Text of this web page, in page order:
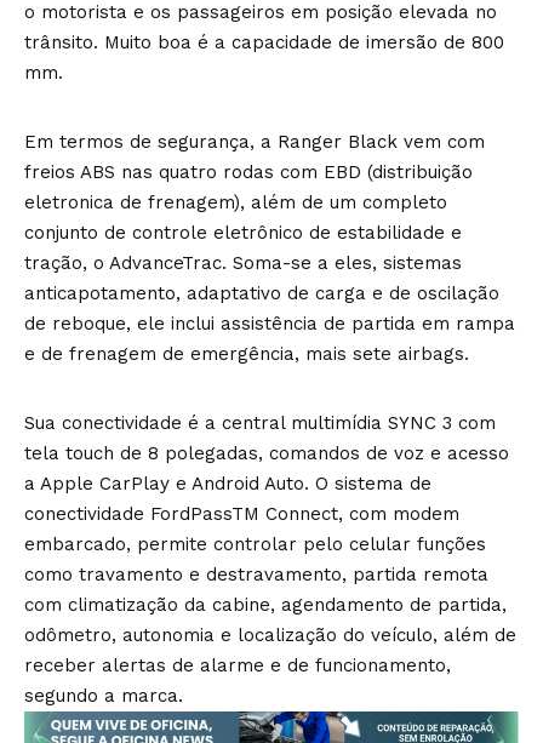
o motorista e os passageiros em posição elevada no
trânsito. Muito boa é a capacidade de imersão de 800
mm.
Em termos de segurança, a Ranger Black vem com
freios ABS nas quatro rodas com EBD (distribuição
eletronica de frenagem), além de um completo
conjunto de controle eletrônico de estabilidade e
tração, o AdvanceTrac. Soma-se a eles, sistemas
anticapotamento, adaptativo de carga e de oscilação
de reboque, ele inclui assistência de partida em rampa
e de frenagem de emergência, mais sete airbags.
Sua conectividade é a central multimídia SYNC 3 com
tela touch de 8 polegadas, comandos de voz e acesso
a Apple CarPlay e Android Auto. O sistema de
conectividade FordPassTM Connect, com modem
embarcado, permite controlar pelo celular funções
como travamento e destravamento, partida remota
com climatização da cabine, agendamento de partida,
odômetro, autonomia e localização do veículo, além de
receber alertas de alarme e de funcionamento,
segundo a marca.